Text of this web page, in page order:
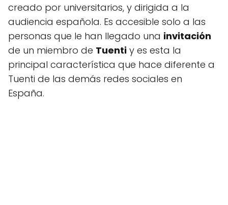
creado por universitarios, y dirigida a la
audiencia española. Es accesible solo a las
personas que le han llegado una invitación
de un miembro de Tuenti y es esta la
principal característica que hace diferente a
Tuenti de las demás redes sociales en
España.